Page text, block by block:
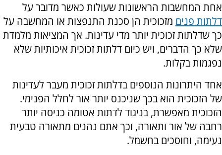
אחת המחשבות הראשונות שעולות כאשר מדובר על
דלתות פנים מזכוכית הן סכנת התנפצות או המחשבה על
כך שדלתות זכוכית יותר מדי עדינות. אך המציאות מלמדת
שלא כך הדברים, ויש כיום דלתות זכוכית איכותיות שלא
נפגמות בקלות.
אחד היתרונות הנוספים בדלתות זכוכית מעבר לעדינות
של הזכוכית הוא בכך שניכנס יותר אור לחלל הפנימי.
הזכוכית מאפשרת, בניגוד לדתות אטומה כניסה יותר
רחבה של אור ותאורה, וכך אתם נהנים מתאורה טבעית
נעימה, וחוסכים בחשמל.